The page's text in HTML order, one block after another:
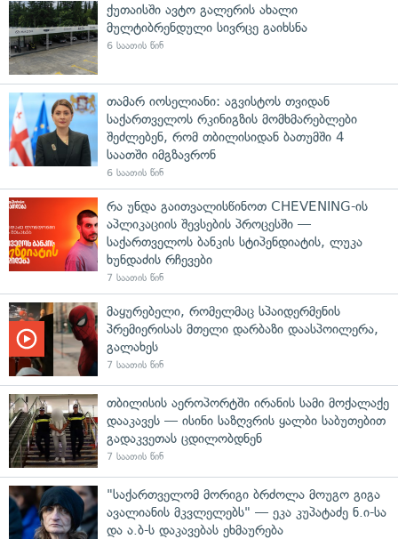
ქუთაისში ავტო გალერის ახალი
მულტიბრენდული სივრცე გაიხსნა
6 საათის წინ
თამარ იოსელიანი: აგვისტოს თვიდან
საქართველოს რკინიგზის მომხმარებლები
შეძლებენ, რომ თბილისიდან ბათუმში 4
საათში იმგზავრონ
6 საათის წინ
რა უნდა გაითვალისწინოთ CHEVENING-ის
აპლიკაციის შევსების პროცესში —
საქართველოს ბანკის სტიპენდიატის, ლუკა
ხუნდაძის რჩევები
7 საათის წინ
მაყურებელი, რომელმაც სპაიდერმენის
პრემიერისას მთელი დარბაზი დაასპოილერა,
გალახეს
7 საათის წინ
თბილისის აეროპორტში ირანის სამი მოქალაქე
დააკავეს — ისინი საზღვრის ყალბი საბუთებით
გადაკვეთას ცდილობდნენ
7 საათის წინ
"საქართველომ მორიგი ბრძოლა მოუგო გიგა
ავალიანის მკვლელებს" — ეკა კუპატაძე ნ.ი-სა
და ა.ბ-ს დაკავებას ეხმაურება